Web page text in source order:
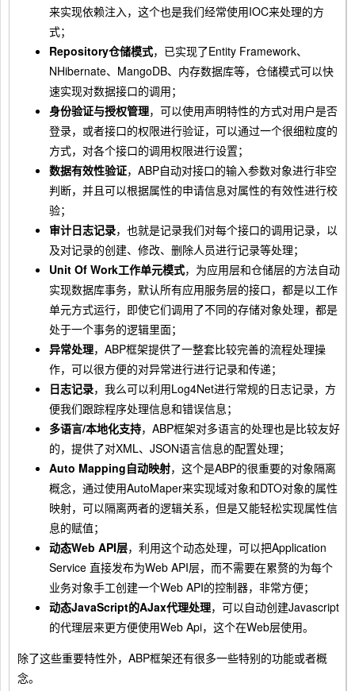
来实现依赖注入，这个也是我们经常使用IOC来处理的方
式；
Repository仓储模式，已实现了Entity Framework、
NHibernate、MangoDB、内存数据库等，仓储模式可以快
速实现对数据接口的调用；
身份验证与授权管理，可以使用声明特性的方式对用户是否
登录，或者接口的权限进行验证，可以通过一个很细粒度的
方式，对各个接口的调用权限进行设置；
数据有效性验证，ABP自动对接口的输入参数对象进行非空
判断，并且可以根据属性的申请信息对属性的有效性进行校
验；
审计日志记录，也就是记录我们对每个接口的调用记录，以
及对记录的创建、修改、删除人员进行记录等处理；
Unit Of Work工作单元模式，为应用层和仓储层的方法自动
实现数据库事务，默认所有应用服务层的接口，都是以工作
单元方式运行，即使它们调用了不同的存储对象处理，都是
处于一个事务的逻辑里面；
异常处理，ABP框架提供了一整套比较完善的流程处理操
作，可以很方便的对异常进行进行记录和传递；
日志记录，我么可以利用Log4Net进行常规的日志记录，方
便我们跟踪程序处理信息和错误信息；
多语言/本地化支持，ABP框架对多语言的处理也是比较友好
的，提供了对XML、JSON语言信息的配置处理；
Auto Mapping自动映射，这个是ABP的很重要的对象隔离
概念，通过使用AutoMaper来实现域对象和DTO对象的属性
映射，可以隔离两者的逻辑关系，但是又能轻松实现属性信
息的赋值；
动态Web API层，利用这个动态处理，可以把Application
Service 直接发布为Web API层，而不需要在累赘的为每个
业务对象手工创建一个Web API的控制器，非常方便；
动态JavaScript的AJax代理处理，可以自动创建Javascript
的代理层来更方便使用Web Api，这个在Web层使用。
除了这些重要特性外，ABP框架还有很多一些特别的功能或者概
念。